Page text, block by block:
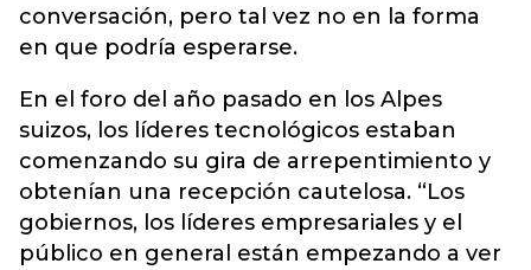
conversación, pero tal vez no en la forma
en que podría esperarse.
En el foro del año pasado en los Alpes
suizos, los líderes tecnológicos estaban
comenzando su gira de arrepentimiento y
obtenían una recepción cautelosa. “Los
gobiernos, los líderes empresariales y el
público en general están empezando a ver